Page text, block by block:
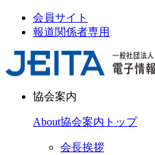
会員サイト
報道関係者専用
協会案内
About協会案内トップ
会長挨拶